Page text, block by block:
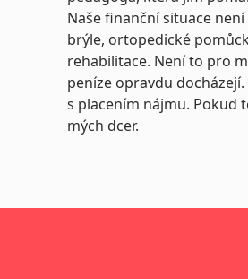
Naše finanční situace
brýle, ortopedické
rehabilitace. Není to pro
peníze opravdu
s placením nájmu. Pokud
mých dcer.